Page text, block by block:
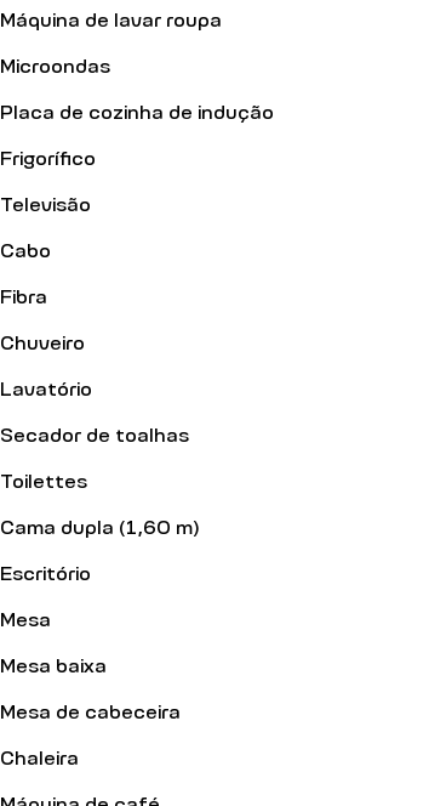
Máquina de lavar roupa
Microondas
Placa de cozinha de indução
Frigorífico
Televisão
Cabo
Fibra
Chuveiro
Lavatório
Secador de toalhas
Toilettes
Cama dupla (1,60 m)
Escritório
Mesa
Mesa baixa
Mesa de cabeceira
Chaleira